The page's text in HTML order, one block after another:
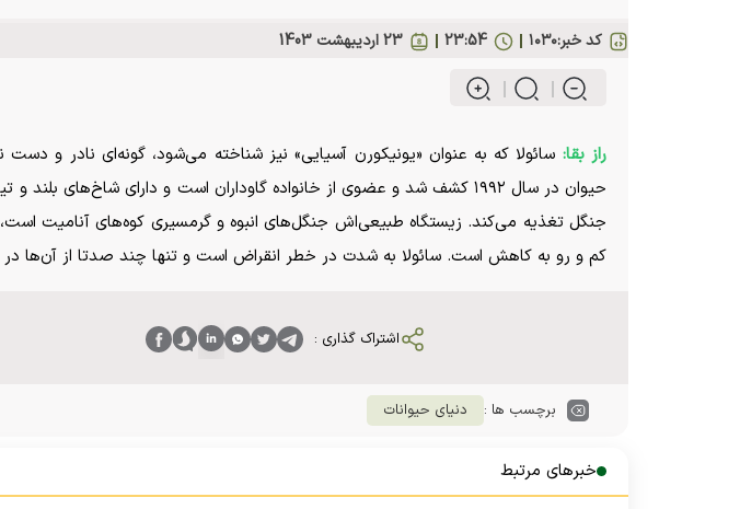
کد خبر:۱۰۳۰ 23 ارديبهشت 1403 23:54
راز بقا: سائولا که به عنوان «یونیکورن آسیایی» نیز شناخته می‌شود، گونه‌ای نادر و
حیوان در سال ۱۹۹۲ کشف شد و عضوی از خانواده گاوداران است و دارای
جنگل تغذیه می‌کند. زیستگاه طبیعی‌اش جنگل‌های انبوه و گرمسیری کوه‌های آنامیت است،
کم و رو به کاهش است. سائولا به شدت در خطر انقراض است و تنها چند صدتا از آن‌ها
اشتراک گذاری :
برچسب ها : دنیای حیوانات
خبرهای مرتبط